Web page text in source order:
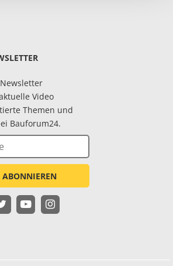
Video
Themen und
Bauforum24.
ABONNIEREN